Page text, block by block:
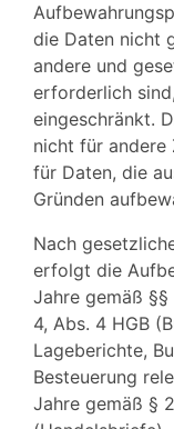
die Daten nicht
andere und
erforderlich
eingeschränkt.
nicht für andere
für Daten, die
Gründen
Nach
erfolgt die
Jahre gemäß §§
4, Abs. 4 HGB
Lageberichte,
Besteuerung
Jahre gemäß §